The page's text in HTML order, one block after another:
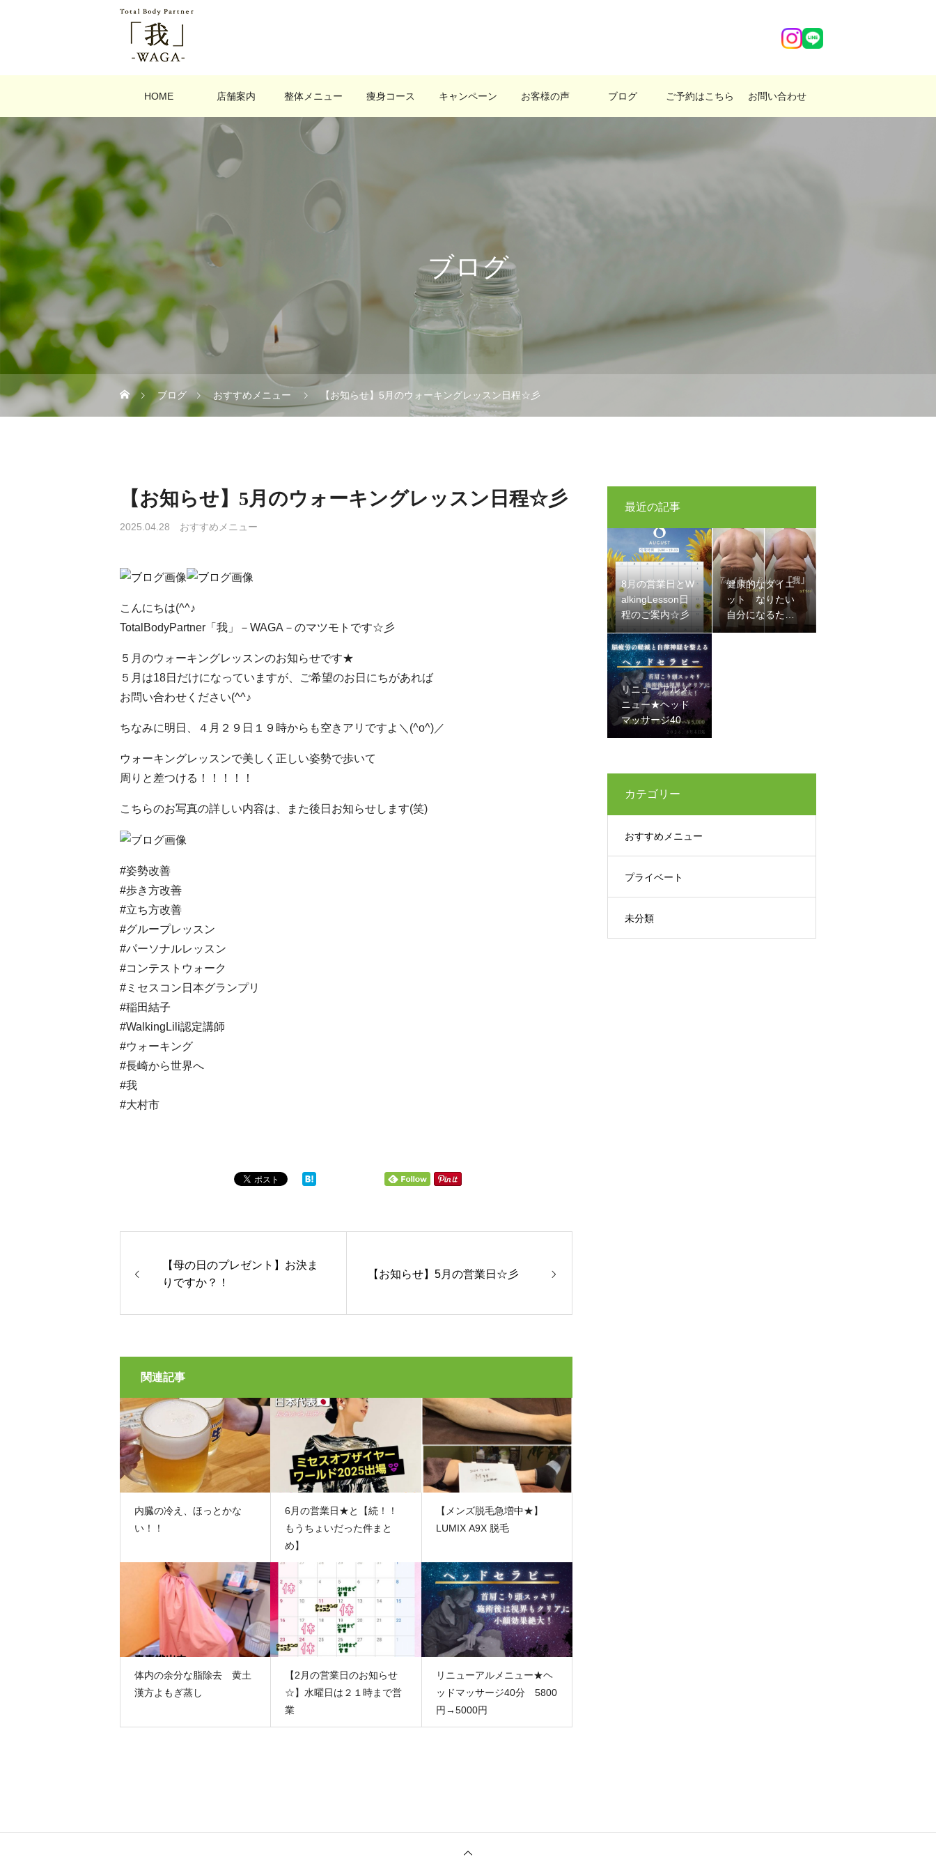
HOME 店舗案内 整体メニュー 痩身コース キャンペーン お客様の声 ブログ ご予約はこちら お問い合わせ
ブログ
ブログ おすすめメニュー 【お知らせ】5月のウォーキングレッスン日程☆彡
【お知らせ】5月のウォーキングレッスン日程☆彡
2025.04.28 おすすめメニュー
こんにちは(^^♪
TotalBodyPartner「我」－WAGA－のマツモトです☆彡
５月のウォーキングレッスンのお知らせです★
５月は18日だけになっていますが、ご希望のお日にちがあれば
お問い合わせください(^^♪
ちなみに明日、４月２９日１９時からも空きアリですよ＼(^o^)／
ウォーキングレッスンで美しく正しい姿勢で歩いて
周りと差つける！！！！！
こちらのお写真の詳しい内容は、また後日お知らせします(笑)
#姿勢改善
#歩き方改善
#立ち方改善
#グループレッスン
#パーソナルレッスン
#コンテストウォーク
#ミセスコン日本グランプリ
#稲田結子
#WalkingLili認定講師
#ウォーキング
#長崎から世界へ
#我
#大村市
【母の日のプレゼント】お決ま
りですか？！
【お知らせ】5月の営業日☆彡
関連記事
内臓の冷え、ほっとかな
い！！
6月の営業日★と【続！！
もうちょいだった件まと
め】
【メンズ脱毛急増中★】
LUMIX A9X 脱毛
体内の余分な脂除去 黄土
漢方よもぎ蒸し
【2月の営業日のお知らせ
☆】水曜日は２１時まで営
業
リニューアルメニュー★ヘ
ッドマッサージ40分 5800
円→5000円
最近の記事
8月の営業日とW
alkingLesson日
程のご案内☆彡
健康的なダイエ
ット なりたい
自分になるため
に メタボ改善
リニューアルメ
ニュー★ヘッド
マッサージ40
分 5800円→50
カテゴリー
おすすめメニュー
プライベート
未分類